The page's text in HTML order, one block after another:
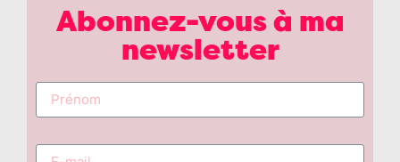
Abonnez-vous à ma
newsletter